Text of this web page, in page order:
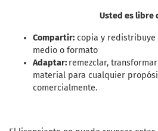
Usted es libre
Compartir: copia y
medio o formato
Adaptar: remezclar,
material para cualquier
comercialmente.